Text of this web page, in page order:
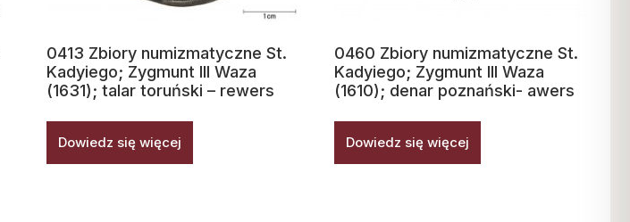
0413 Zbiory numizmatyczne St.
Kadyiego; Zygmunt III Waza
(1631); talar toruński – rewers
Dowiedz się więcej
0460 Zbiory numizmatyczne St.
Kadyiego; Zygmunt III Waza
(1610); denar poznański- awers
Dowiedz się więcej